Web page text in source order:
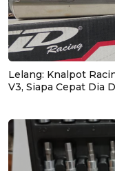
Lelang: Knalpot
V3, Siapa Cepat Dia